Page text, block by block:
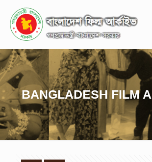
BANGLADESH FILM